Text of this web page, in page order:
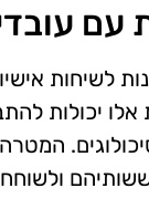
עם
לשיחות
יכולות